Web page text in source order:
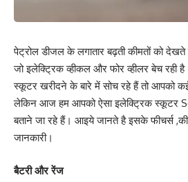
पेट्रोल डीजल के लगातार बढ़ती कीमतों को देखते
जो इलेक्ट्रिक व्हीकल और फोर व्हीलर बेच रही
स्कूटर खरीदने के बारे में सोच रहे हैं तो आपको
लेकिन आज हम आपको ऐसा इलेक्ट्रिक स्कूटर
बताने जा रहे हैं। आइये जानते है इसके फीचर्स
जानकारी।
बैटरी और रेंज